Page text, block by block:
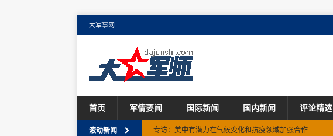
大军事网
首页 军情要闻 国际新闻 国内新闻 评论精选
滚动新闻
专访：美中有潜力在气候变化和抗疫领域加强合作